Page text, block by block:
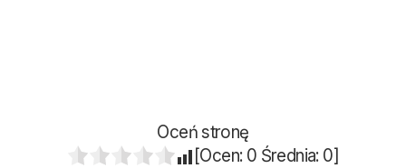
Oceń stronę
[Ocen: 0 Średnia: 0]